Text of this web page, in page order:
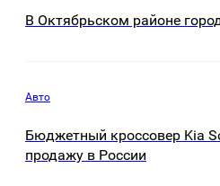
В Октябрьском районе
Авто
Бюджетный кроссовер Kia
продажу в России